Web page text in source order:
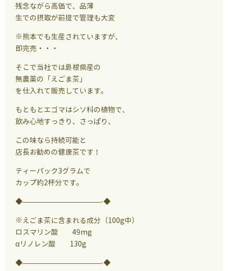
残念ながら高価で、品薄
生での摂取が前提で管理も大変
※熊本でも生産されていますが、
即完売・・・
そこで当社では島根県産の
無農薬の「えごま茶」
を仕入れて販売しています。
もともとエゴマはシソ科の植物で、
飲み心地すっきり、さっぱり、
この味なら持続可能と
店長お勧めの健康茶です！
ティーパック3グラムで
カップ約2杯分です。
◆———————————-◆
※えごま茶に含まれる成分（100g中）
ロスマリン酸 49mg
αリノレン酸 130g
◆———————————-◆